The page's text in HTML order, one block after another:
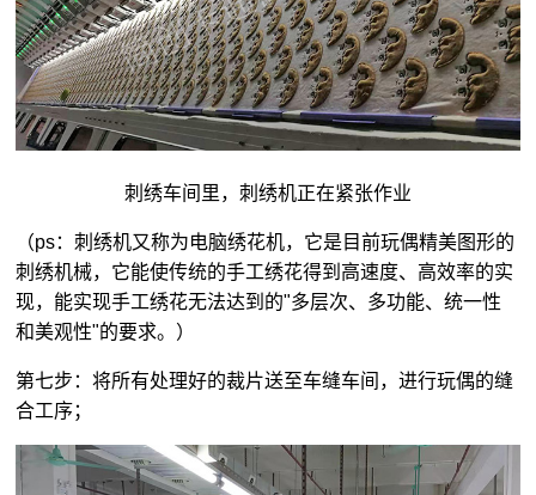
刺绣车间里，刺绣机正在紧张作业
（ps：刺绣机又称为电脑绣花机，它是目前玩偶精美图形的
刺绣机械，它能使传统的手工绣花得到高速度、高效率的实
现，能实现手工绣花无法达到的"多层次、多功能、统一性
和美观性"的要求。）
第七步：将所有处理好的裁片送至车缝车间，进行玩偶的缝
合工序；